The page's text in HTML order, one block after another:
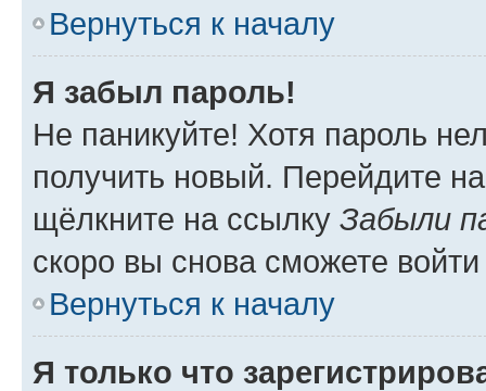
Вернуться к началу
Я забыл пароль!
Не паникуйте! Хотя пароль
получить новый. Перейдите
щёлкните на ссылку Забыли
скоро вы снова сможете
Вернуться к началу
Я только что